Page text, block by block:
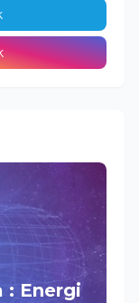
: Energi